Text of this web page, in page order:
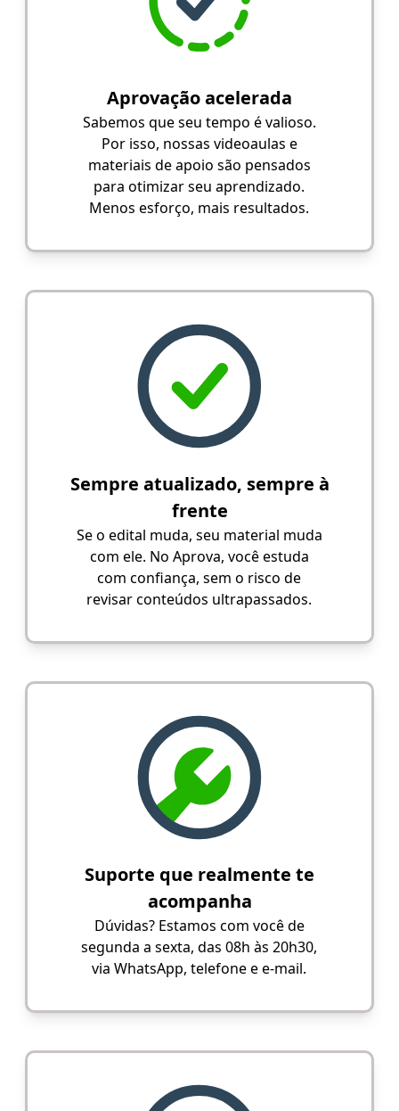
Aprovação acelerada
Sabemos que seu tempo é valioso.
Por isso, nossas videoaulas e
materiais de apoio são pensados
para otimizar seu aprendizado.
Menos esforço, mais resultados.
Sempre atualizado, sempre à
frente
Se o edital muda, seu material muda
com ele. No Aprova, você estuda
com confiança, sem o risco de
revisar conteúdos ultrapassados.
Suporte que realmente te
acompanha
Dúvidas? Estamos com você de
segunda a sexta, das 08h às 20h30,
via WhatsApp, telefone e e-mail.